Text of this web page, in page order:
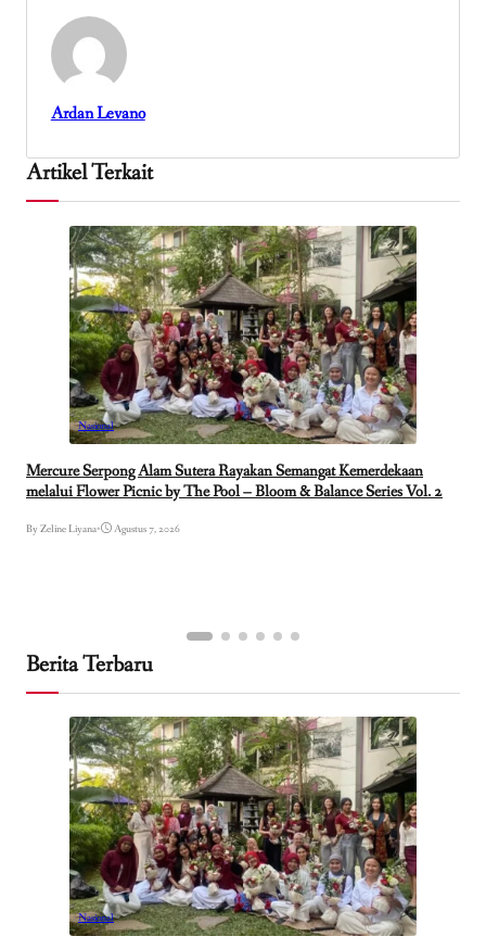
Ardan Levano
Artikel Terkait
Nasional
Mercure Serpong Alam Sutera Rayakan Semangat Kemerdekaan
melalui Flower Picnic by The Pool – Bloom & Balance Series Vol. 2
By Zeline Liyana• Agustus 7, 2026
Berita Terbaru
Nasional